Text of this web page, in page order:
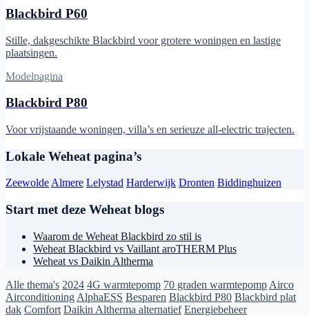
Blackbird P60
Stille, dakgeschikte Blackbird voor grotere woningen en lastige
plaatsingen.
Modelpagina
Blackbird P80
Voor vrijstaande woningen, villa’s en serieuze all-electric trajecten.
Lokale Weheat pagina’s
ZeewoldeAlmere Lelystad Harderwijk Dronten Biddinghuizen
Start met deze Weheat blogs
Waarom de Weheat Blackbird zo stil is
Weheat Blackbird vs Vaillant aroTHERM Plus
Weheat vs Daikin Altherma
Alle thema's 2024 4G warmtepomp 70 graden warmtepomp Airco
Airconditioning AlphaESS Besparen Blackbird P80 Blackbird plat
dak Comfort Daikin Altherma alternatief Energiebeheer